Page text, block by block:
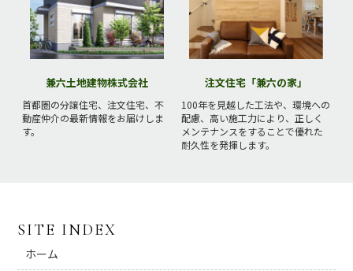
兼六土地建物株式会社
首都圏の分譲住宅、注文住宅、不
動産仲介の最新情報をお届けしま
す。
注文住宅「兼六の家」
100年を見越した工法や、環境への
配慮、高い施工力により、正しく
メンテナンスをすることで優れた
耐久性を発揮します。
SITE INDEX
ホーム